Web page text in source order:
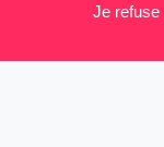
Je refuse